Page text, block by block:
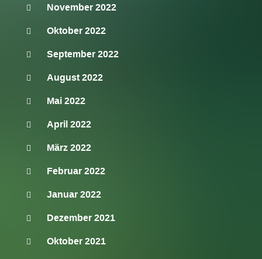
November 2022
Oktober 2022
September 2022
August 2022
Mai 2022
April 2022
März 2022
Februar 2022
Januar 2022
Dezember 2021
Oktober 2021